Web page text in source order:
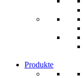
Produkte